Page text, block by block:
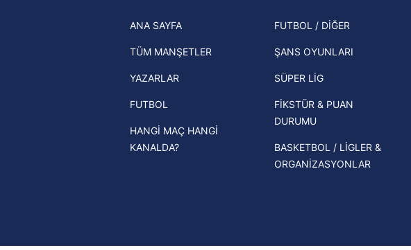
haberleri
Trendyol Süper Lig haberleri
Ziraat Türkiye Kupası haberleri
UEFA Şampiyonlar Ligi haberleri
UEFA Avrupa Ligi haberleri
UEFA Konferans Ligi haberleri
Eleme
ANA SAYFA
TÜM MANŞETLER
YAZARLAR
FUTBOL
HANGİ MAÇ HANGİ
KANALDA?
FUTBOL / DİĞER
ŞANS OYUNLARI
SÜPER LİG
FİKSTÜR & PUAN
DURUMU
BASKETBOL / LİGLER &
ORGANİZASYONLAR